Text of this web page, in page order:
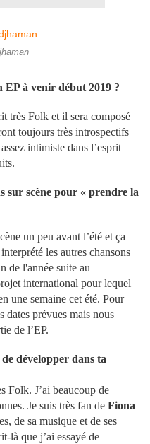
EP à venir début 2019 ?
très Folk et il sera composé
toujours très introspectifs
intimiste dans l’esprit
sur scène pour « prendre la
un peu avant l’été et ça
les autres chansons
de l'année suite au
international pour lequel
une semaine cet été. Pour
dates prévues mais nous
de l’EP.
développer dans ta
Folk. J’ai beaucoup de
Je suis très fan de Fiona
de sa musique et de ses
là que j’ai essayé de